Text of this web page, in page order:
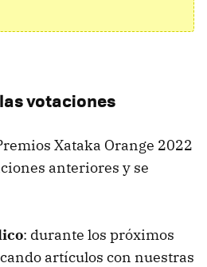
votaciones
Xataka Orange 2022
anteriores y se
: durante los próximos
artículos con nuestras